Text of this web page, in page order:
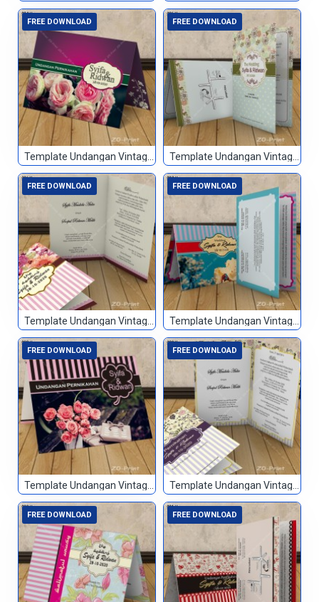
FREE DOWNLOAD
Template Undangan Vintage 084
FREE DOWNLOAD
Template Undangan Vintage 085
FREE DOWNLOAD
Template Undangan Vintage 086
FREE DOWNLOAD
Template Undangan Vintage 087
FREE DOWNLOAD
Template Undangan Vintage 088
FREE DOWNLOAD
Template Undangan Vintage 089
FREE DOWNLOAD FREE DOWNLOAD